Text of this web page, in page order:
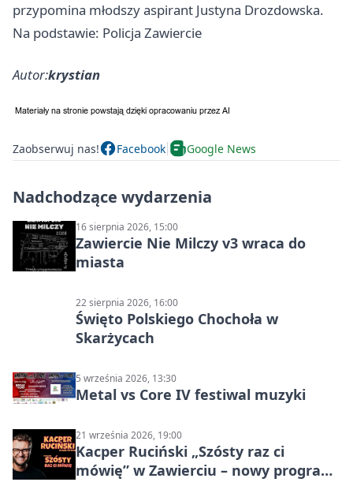
przypomina młodszy aspirant Justyna Drozdowska.
Na podstawie: Policja Zawiercie
Autor:krystian
Zaobserwuj nas! Facebook Google News
Nadchodzące wydarzenia
16 sierpnia 2026, 15:00
Zawiercie Nie Milczy v3 wraca do
miasta
22 sierpnia 2026, 16:00
Święto Polskiego Chochoła w
Skarżycach
5 września 2026, 13:30
Metal vs Core IV festiwal muzyki
21 września 2026, 19:00
Kacper Ruciński „Szósty raz ci
mówię” w Zawierciu – nowy program